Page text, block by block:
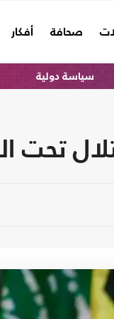
صحافة أفكار
سياسة دولية
تحت